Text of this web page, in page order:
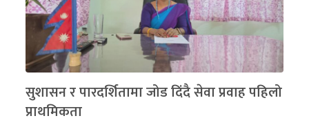
सुशासन र पारदर्शितामा जोड दिंदै सेवा प्रवाह पहिलो
प्राथमिकता